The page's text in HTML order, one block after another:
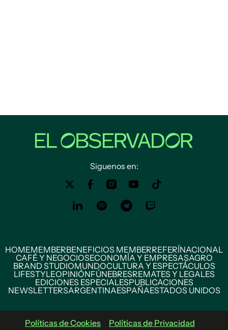
Siguenos en:
HOMEMEMBERBENEFICIOS MEMBERREFERÍNACIONAL
CAFÉ Y NEGOCIOSECONOMÍA Y EMPRESASAGRO
BRAND STUDIOMUNDOCULTURA Y ESPECTÁCULOS
LIFESTYLEOPINIÓNFÚNEBRESREMATES Y LEGALES
EDICIONES ESPECIALESPUBLICACIONES
NEWSLETTERSARGENTINAESPAÑAESTADOS UNIDOS
Políticas de Cookies Políticas de Privacidad